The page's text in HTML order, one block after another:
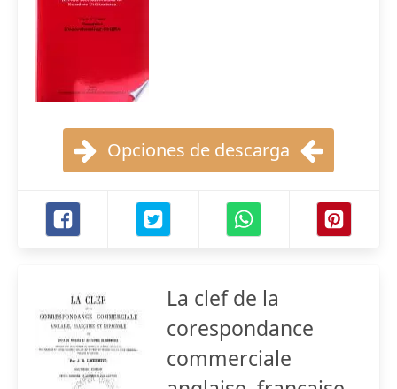
Opciones de descarga
La clef de la
corespondance
commerciale